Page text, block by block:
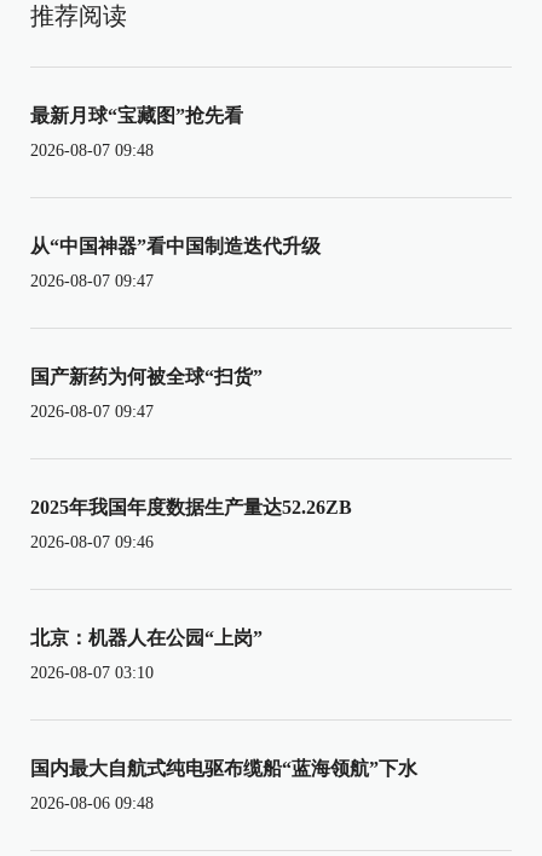
推荐阅读
最新月球“宝藏图”抢先看
2026-08-07 09:48
从“中国神器”看中国制造迭代升级
2026-08-07 09:47
国产新药为何被全球“扫货”
2026-08-07 09:47
2025年我国年度数据生产量达52.26ZB
2026-08-07 09:46
北京：机器人在公园“上岗”
2026-08-07 03:10
国内最大自航式纯电驱布缆船“蓝海领航”下水
2026-08-06 09:48